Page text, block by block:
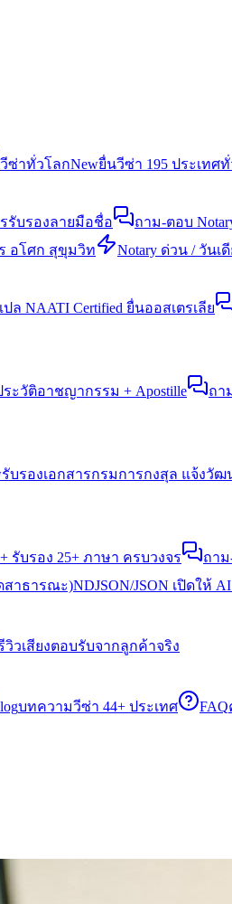
วีซ่าทั่วโลกNewยื่นวีซ่า 195 ประเทศ
รับรองลายมือชื่อ ถาม-ตอบ
อโศก สุขุมวิท Notary ด่วน / วันเดี
ปล NAATI Certified ยื่นออสเตรเลีย
ะวัติอาชญากรรม + Apostille ถา
รับรองเอกสารกรมการกงสุล แจ้งวัฒ
รับรอง 25+ ภาษา ครบวงจร ถา
ดสาธารณะ)NDJSON/JSON เปิดให้
วิวเสียงตอบรับจากลูกค้าจริง
บทความวีซ่า 44+ ประเทศ FAQ